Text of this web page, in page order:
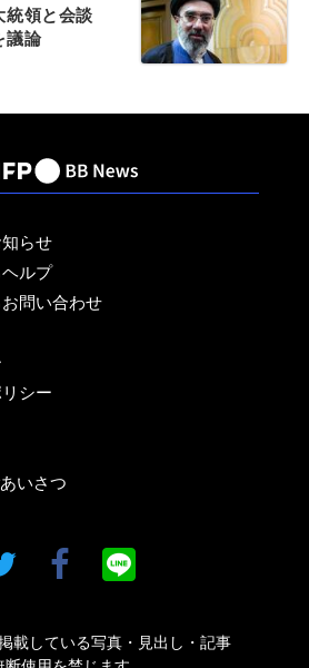
統領と会談
議論
らせ
ルプ
問い合わせ
シー
いさつ
載している写真・見出し・記事